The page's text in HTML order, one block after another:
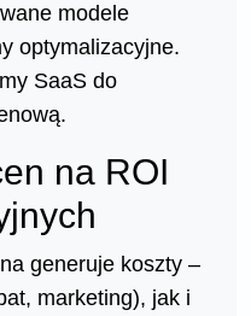
modele
optymalizacyjne.
SaaS do
na ROI
generuje koszty –
marketing), jak i